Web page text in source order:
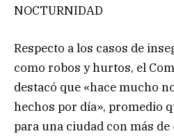
NOCTURNIDAD
Respecto a los casos de
como robos y hurtos, el
destacó que «hace mucho
hechos por día», promedio
para una ciudad con más